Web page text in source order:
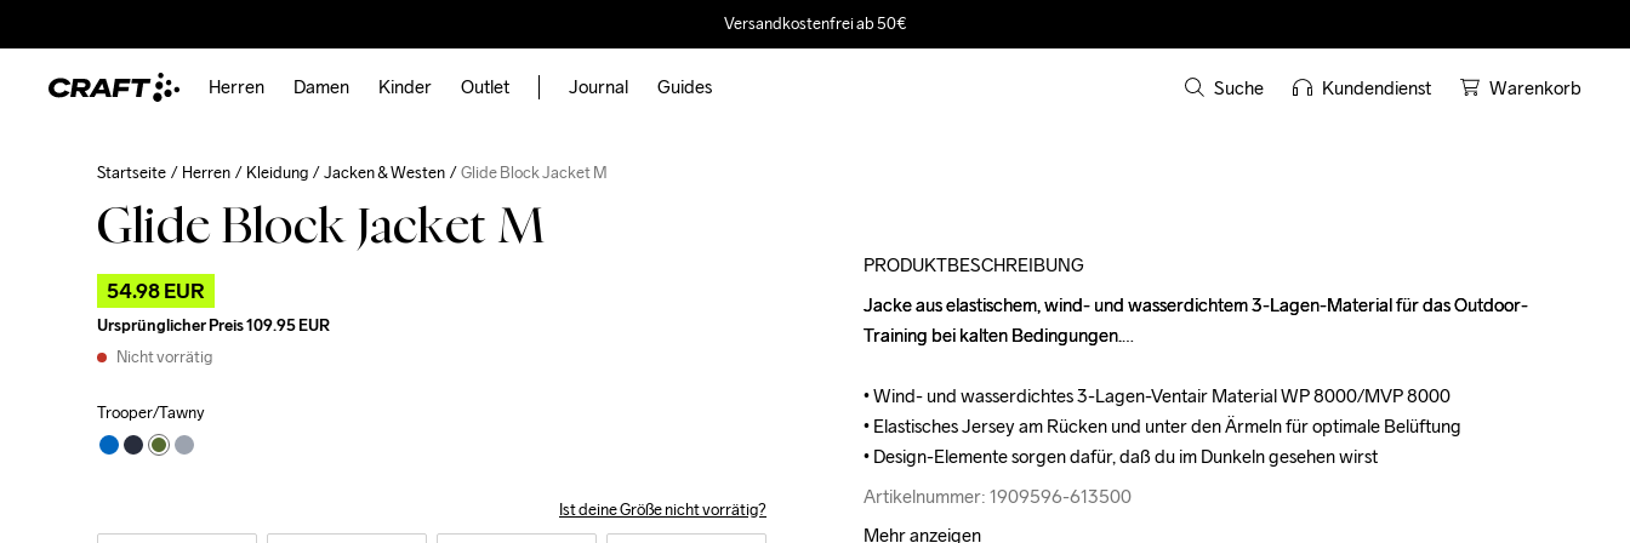
Versandkostenfrei ab 50€
Herren Damen Kinder Outlet Journal Guides Suche Kundendienst Warenkorb
Startseite Herren Kleidung Jacken & Westen Glide Block Jacket M
Glide Block Jacket M
54.98 EUR
Ursprünglicher Preis109.95 EUR
Nicht vorrätig
Trooper/Tawny
Ist deine Größe nicht vorrätig?
PRODUKTBESCHREIBUNG
Jacke aus elastischem, wind- und wasserdichtem 3-Lagen-Material für das Outdoor-
Training bei kalten Bedingungen.
• Wind- und wasserdichtes 3-Lagen-Ventair Material WP 8000/MVP 8000
• Elastisches Jersey am Rücken und unter den Ärmeln für optimale Belüftung
• Design-Elemente sorgen dafür, daß du im Dunkeln gesehen wirst
Artikelnummer: 1909596-613500
Jacke aus elastischem, wind- und wasserdichtem 3-Lagen-Material für das Outdoor-
Training bei kalten Bedingungen.
• Wind- und wasserdichtes 3-Lagen-Ventair Material WP 8000/MVP 8000
• Elastisches Jersey am Rücken und unter den Ärmeln für optimale Belüftung
• Design-Elemente sorgen dafür, daß du im Dunkeln gesehen wirst
Artikelnummer: 1909596-613500
Mehr anzeigen